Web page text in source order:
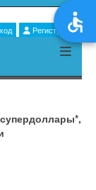
Регистрация